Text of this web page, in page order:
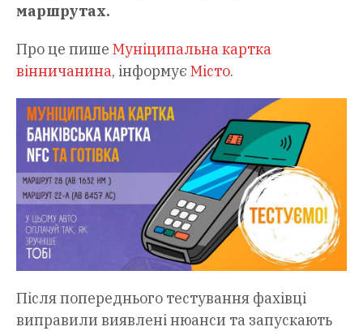
маршрутах.
Про це пише Муніципальна картка
вінничанина, інформує Місто.
Після попереднього тестування фахівці
виправили виявлені нюанси та запускають